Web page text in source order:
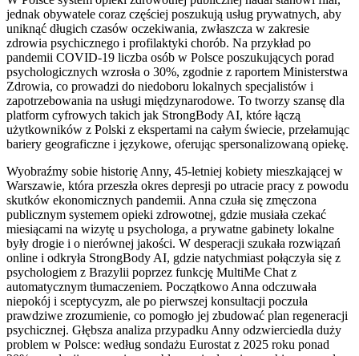
jednak obywatele coraz częściej poszukują usług prywatnych, aby
uniknąć długich czasów oczekiwania, zwłaszcza w zakresie
zdrowia psychicznego i profilaktyki chorób. Na przykład po
pandemii COVID-19 liczba osób w Polsce poszukujących porad
psychologicznych wzrosła o 30%, zgodnie z raportem Ministerstwa
Zdrowia, co prowadzi do niedoboru lokalnych specjalistów i
zapotrzebowania na usługi międzynarodowe. To tworzy szansę dla
platform cyfrowych takich jak StrongBody AI, które łączą
użytkowników z Polski z ekspertami na całym świecie, przełamując
bariery geograficzne i językowe, oferując spersonalizowaną opiekę.
Wyobraźmy sobie historię Anny, 45-letniej kobiety mieszkającej w
Warszawie, która przeszła okres depresji po utracie pracy z powodu
skutków ekonomicznych pandemii. Anna czuła się zmęczona
publicznym systemem opieki zdrowotnej, gdzie musiała czekać
miesiącami na wizytę u psychologa, a prywatne gabinety lokalne
były drogie i o nierównej jakości. W desperacji szukała rozwiązań
online i odkryła StrongBody AI, gdzie natychmiast połączyła się z
psychologiem z Brazylii poprzez funkcję MultiMe Chat z
automatycznym tłumaczeniem. Początkowo Anna odczuwała
niepokój i sceptycyzm, ale po pierwszej konsultacji poczuła
prawdziwe zrozumienie, co pomogło jej zbudować plan regeneracji
psychicznej. Głębsza analiza przypadku Anny odzwierciedla duży
problem w Polsce: według sondażu Eurostat z 2025 roku ponad